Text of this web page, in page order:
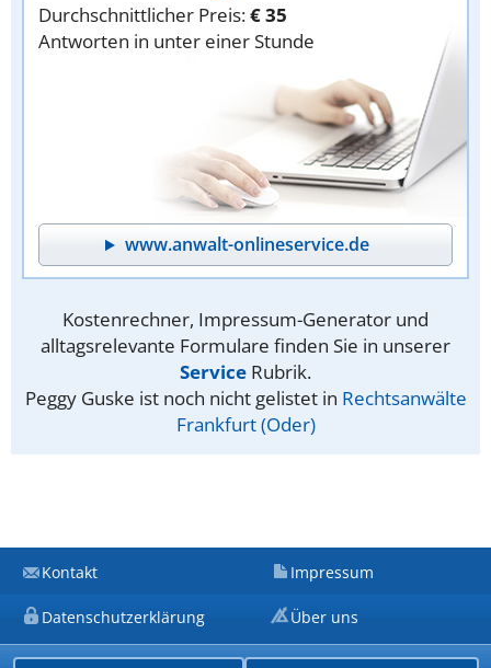
Durchschnittlicher Preis:€ 35
Antworten in unter einer Stunde
www.anwalt-onlineservice.de
Kostenrechner, Impressum-Generator und
alltagsrelevante Formulare finden Sie in unserer
Service Rubrik.
Peggy Guske ist noch nicht gelistet in Rechtsanwälte
Frankfurt (Oder)
Kontakt Impressum
Datenschutzerklärung Über uns